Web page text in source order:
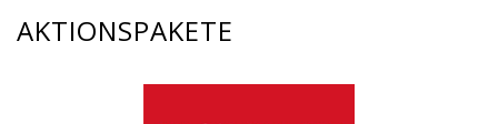
AKTIONSPAKETE